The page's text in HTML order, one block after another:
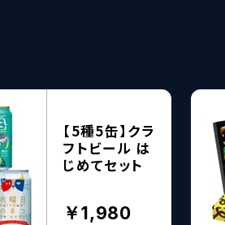
【5種5缶】クラ
フトビール は
じめてセット
￥1,980